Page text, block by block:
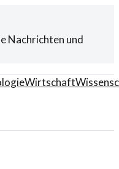
Nachrichten und
Wirtschaft